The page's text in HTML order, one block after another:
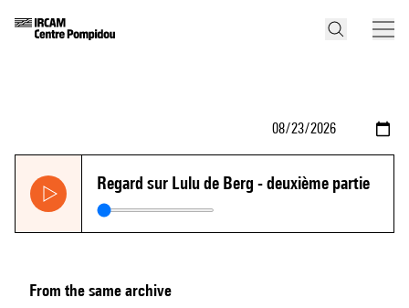
Regard sur Lulu de Berg - deuxième partie
From the same archive